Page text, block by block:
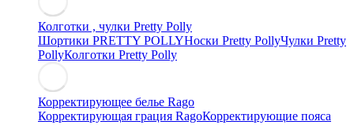
Колготки , чулки Pretty Polly
Шортики PRETTY POLLYНоски Pretty PollyЧулки Pretty
PollyКолготки Pretty Polly
Корректирующее белье Rago
Корректирующая грация RagoКорректирующие пояса